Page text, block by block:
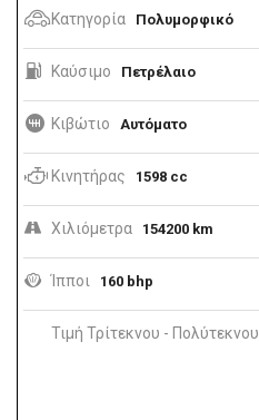
Κατηγορία Πολυμορφικό
Καύσιμο Πετρέλαιο
Κιβώτιο Αυτόματο
Κινητήρας 1598 cc
Χιλιόμετρα 154200 km
Ίπποι 160 bhp
Τιμή Τρίτεκνου - Πολύτεκνου